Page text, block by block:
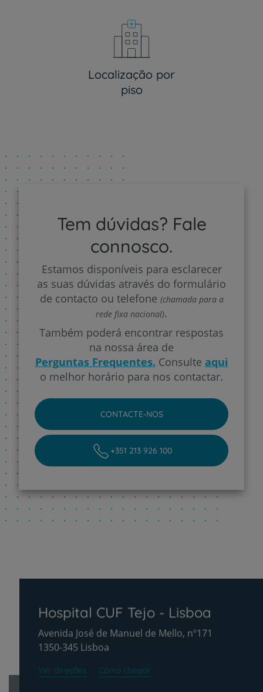
Localização por
piso
Tem dúvidas? Fale
connosco.
Estamos disponíveis para esclarecer
as suas dúvidas através do formulário
de contacto ou telefone (chamada para a
rede fixa nacional).
Também poderá encontrar respostas
na nossa área de
Perguntas Frequentes. Consulte aqui
o melhor horário para nos contactar.
CONTACTE-NOS
+351 213 926 100
Hospital CUF Tejo - Lisboa
Avenida José de Manuel de Mello, nº171
1350-345 Lisboa
Ver direções Como chegar